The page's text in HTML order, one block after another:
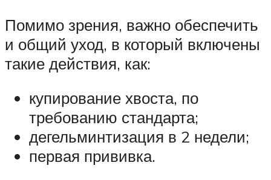
Помимо зрения, важно обеспечить
и общий уход, в который включены
такие действия, как:
купирование хвоста, по
требованию стандарта;
дегельминтизация в 2 недели;
первая прививка.